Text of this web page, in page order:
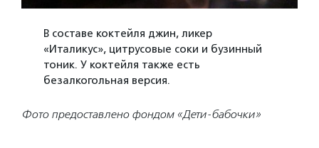
В составе коктейля джин, ликер
«Италикус», цитрусовые соки и бузинный
тоник. У коктейля также есть
безалкогольная версия.
Фото предоставлено фондом «Дети-бабочки»